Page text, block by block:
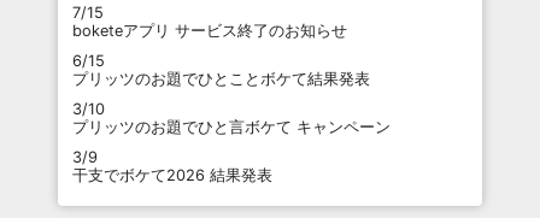
7/15
boketeアプリ サービス終了のお知らせ
6/15
プリッツのお題でひとことボケて結果発表
3/10
プリッツのお題でひと言ボケて キャンペーン
3/9
干支でボケて2026 結果発表